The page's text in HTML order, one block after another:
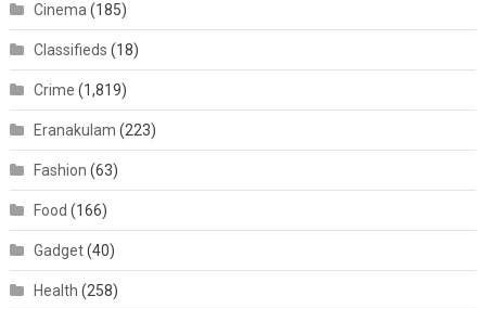
Cinema(185)
Classifieds (18)
Crime (1,819)
Eranakulam (223)
Fashion (63)
Food (166)
Gadget(40)
Health (258)